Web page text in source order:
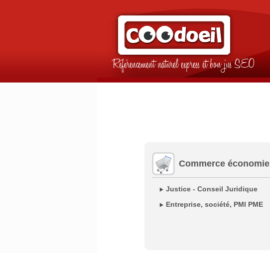
Référencement naturel express et bon jus SEO
Commerce
Justice - Conseil Juridique
Entreprise, société, PMI PME